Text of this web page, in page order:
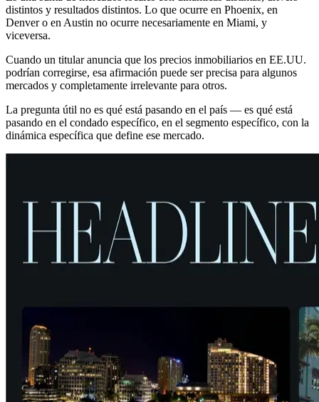
distintos y resultados distintos. Lo que ocurre en Phoenix, en
Denver o en Austin no ocurre necesariamente en Miami, y
viceversa.
Cuando un titular anuncia que los precios inmobiliarios en EE.UU.
podrían corregirse, esa afirmación puede ser precisa para algunos
mercados y completamente irrelevante para otros.
La pregunta útil no es qué está pasando en el país — es qué está
pasando en el condado específico, en el segmento específico, con la
dinámica específica que define ese mercado.